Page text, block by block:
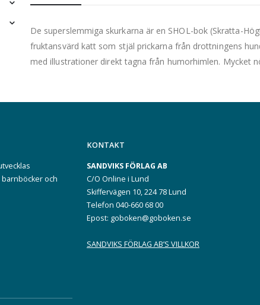
De superslemmiga skurkarna är en SHOL-bok (Skratta-
fruktansvärd katt som stjäl prickarna från drottningens
med illustrationer direkt tagna från humorhimlen. Mycket
och
KONTAKT
SANDVIKS FÖRLAG AB
C/O Online i Lund
Skiffervägen 10, 224 78 Lund
Telefon 040-660 68 00
Epost: goboken@goboken.se
SANDVIKS FÖRLAG AB’S VILLKOR